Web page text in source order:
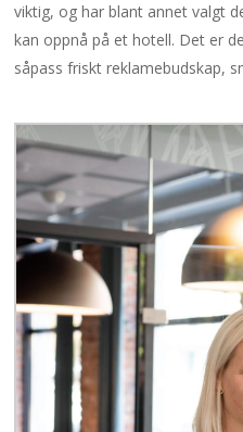
viktig, og har blant annet valgt
kan oppnå på et hotell. Det er
såpass friskt reklamebudskap,